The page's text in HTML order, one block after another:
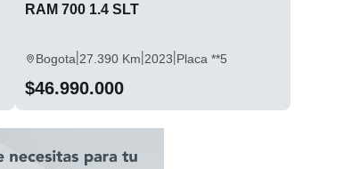
RAM 700 1.4 SLT
Bogota|27.390 Km|2023|Placa **5
$46.990.000